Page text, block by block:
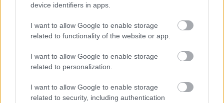
device identifiers in apps.
I want to allow Google to enable storage
related to functionality of the website or app.
I want to allow Google to enable storage
related to personalization.
I want to allow Google to enable storage
related to security, including authentication
NÉPSZERŰ